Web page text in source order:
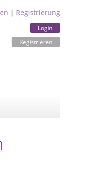
| Registrierung
Login
Registrieren